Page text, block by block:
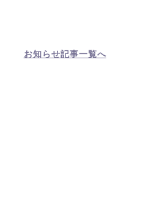
お知らせ記事一覧へ